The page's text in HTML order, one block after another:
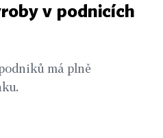
v podnicích
má plně